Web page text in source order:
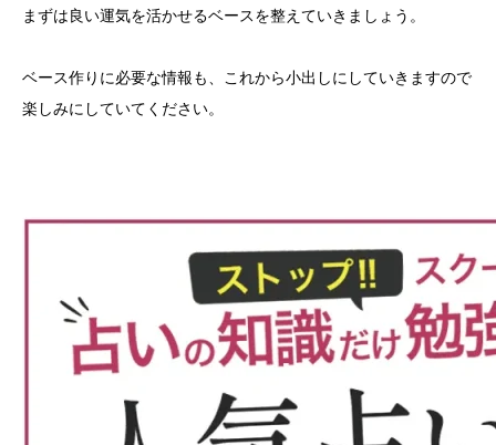
まずは良い運気を活かせるベースを整えていきましょう。
ベース作りに必要な情報も、これから小出しにしていきますので
楽しみにしていてください。